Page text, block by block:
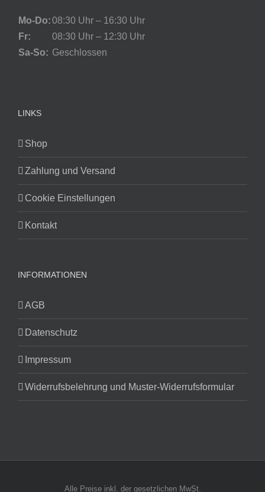
Mo-Do:08:30 Uhr – 16:30 Uhr
Fr:
08:30 Uhr – 12:30 Uhr
Sa-So: Geschlossen
LINKS
Shop
Zahlung und Versand
Cookie Einstellungen
Kontakt
INFORMATIONEN
AGB
Datenschutz
Impressum
Widerrufsbelehrung und Muster-Widerrufsformular
Alle Preise inkl. der gesetzlichen MwSt.